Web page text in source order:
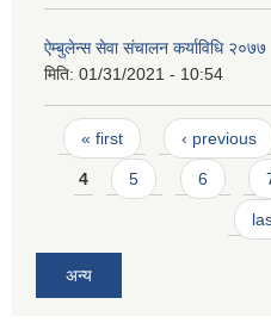
ऐम्बुलेन्स सेवा संचालन कर्याविधि २०७७
मिति: 01/31/2021 - 10:54
Pages
« first ‹ previous
4 5 6
अन्य